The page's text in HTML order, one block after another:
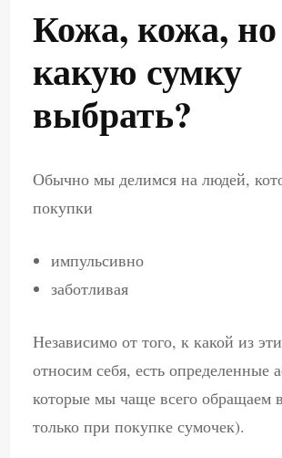
Кожа, кожа, но
какую сумку
выбрать?
Обычно мы делимся на людей,
покупки
импульсивно
заботливая
Независимо от того, к какой из
относим себя, есть определенные
которые мы чаще всего обращаем
только при покупке сумочек).